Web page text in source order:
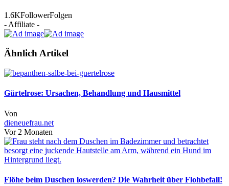
1.6KFollowerFolgen
- Affiliate -
Ähnlich Artikel
Gürtelrose: Ursachen, Behandlung und Hausmittel
Von
dieneuefrau.net
Vor 2 Monaten
Flöhe beim Duschen loswerden? Die Wahrheit über Flohbefall!